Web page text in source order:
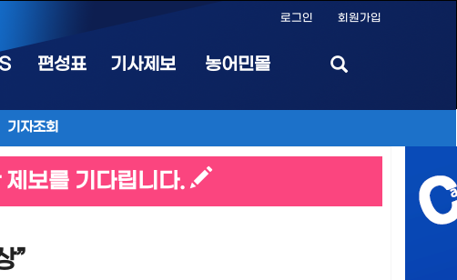
로그인 회원가입
편성표 기사제보 농어민몰
기자조회
보를 기다립니다.
”